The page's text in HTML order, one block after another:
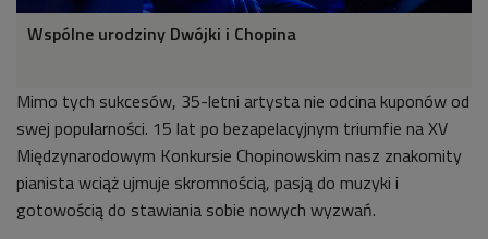
Wspólne urodziny Dwójki i Chopina
Mimo tych sukcesów, 35-letni artysta nie odcina kuponów od
swej popularności. 15 lat po bezapelacyjnym triumfie na XV
Międzynarodowym Konkursie Chopinowskim nasz znakomity
pianista wciąż ujmuje skromnością, pasją do muzyki i
gotowością do stawiania sobie nowych wyzwań.